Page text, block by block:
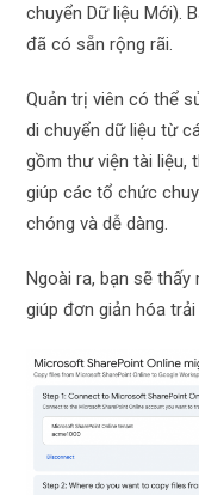
chuyển Dữ liệu Mới).
đã có sẵn rộng rãi.
Quản trị viên có thể
di chuyển dữ liệu từ
gồm thư viện tài liệu,
giúp các tổ chức
chóng và dễ dàng.
Ngoài ra, bạn sẽ
giúp đơn giản hóa